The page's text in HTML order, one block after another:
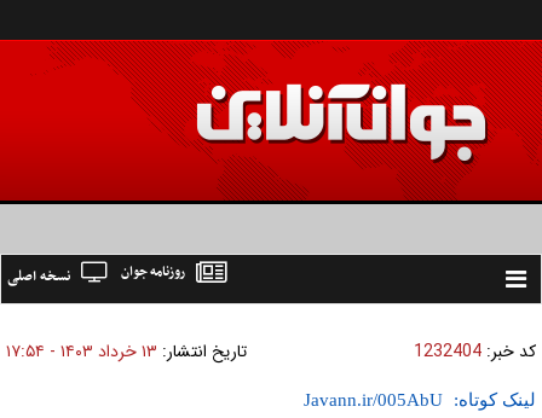
Toggle
نسخه اصلی روزنامه جوان
کد خبر: 1232404 تاریخ انتشار: ۱۳ خرداد ۱۴۰۳ - ۱۷:۵۴
لینک کوتاه: